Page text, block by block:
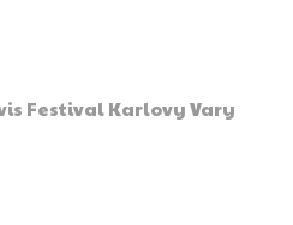
Festival Karlovy Vary